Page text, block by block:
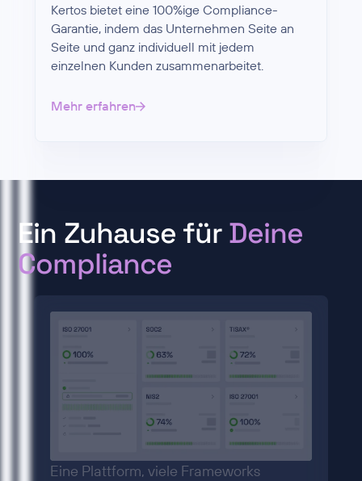
Kertos bietet eine 100%ige Compliance-
Garantie, indem das Unternehmen Seite an
Seite und ganz individuell mit jedem
einzelnen Kunden zusammenarbeitet.
Mehr erfahren
Ein Zuhause für Deine
Compliance
Eine Plattform, viele Frameworks